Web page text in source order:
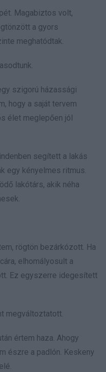
Magabiztos volt,
a gyors
meghatódtak.
szigorú házassági
hogy a saját tervem
élet meglepően jól
segített a lakás
egy kényelmes ritmus.
lakótárs, akik néha
rögtön bezárkózott. Ha
elhomályosult a
Ez egyszerre idegesített
megváltoztatott.
értem haza. Ahogy
észre a padlón. Keskeny